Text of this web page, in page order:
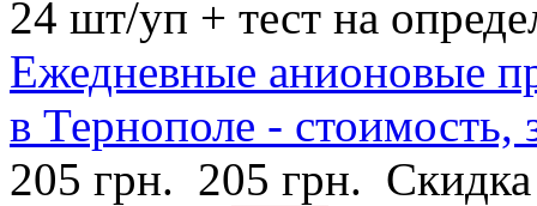
24 шт/уп + тест на
Ежедневные анионовые
в Тернополе - стоимость,
205 грн. 205 грн.